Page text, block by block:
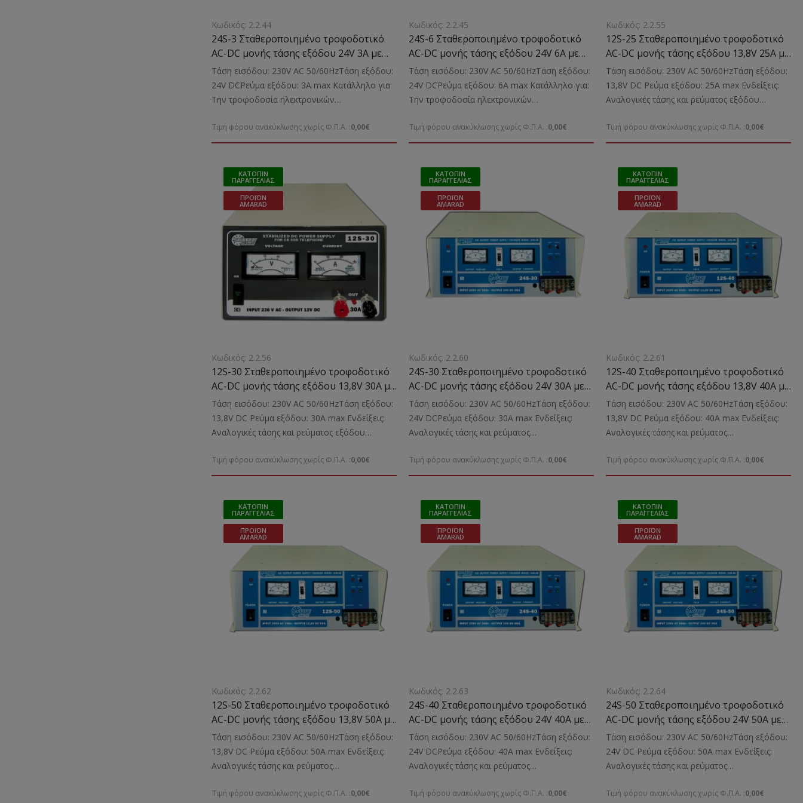
Κωδικός: 2.2.44
24S-3 Σταθεροποιημένο τροφοδοτικό
AC-DC μονής τάσης εξόδου 24V 3A με
μετασχηματιστή
Τάση εισόδου: 230V AC 50/60HzΤάση εξόδου:
24V DCΡεύμα εξόδου: 3A max Κατάλληλο για:
Την τροφοδοσία ηλεκτρονικών
Βάρος: 2,8 Kgr
Τιμή φόρου ανακύκλωσης χωρίς Φ.Π.Α. :0,00€
Κωδικός: 2.2.45
24S-6 Σταθεροποιημένο τροφοδοτικό
AC-DC μονής τάσης εξόδου 24V 6A με
μετασχηματιστή
Τάση εισόδου: 230V AC 50/60HzΤάση εξόδου:
24V DCΡεύμα εξόδου: 6A max Κατάλληλο για:
Την τροφοδοσία ηλεκτρονικών
4,2 Kgr
Τιμή φόρου ανακύκλωσης χωρίς Φ.Π.Α. :0,00€
Κωδικός: 2.2.55
12S-25 Σταθεροποιημένο τροφοδοτικό
AC-DC μονής τάσης εξόδου 13,8V 25A με
μετασχηματιστή
Τάση εισόδου: 230V AC 50/60HzΤάση εξόδου:
13,8V DC Ρεύμα εξόδου: 25A max Ενδείξεις:
Αναλογικές τάσης και ρεύματος εξόδου
μικροσυσκευών Διαστάσεις: 260x355x155 mm
Βάρος: 3,8 Kgr
Τιμή φόρου ανακύκλωσης χωρίς Φ.Π.Α. :0,00€
ΚΑΤΌΠΙΝ
ΠΑΡΑΓΓΕΛΊΑΣ
ΠΡΟΪΌΝ
AMARAD
Κωδικός: 2.2.56
12S-30 Σταθεροποιημένο τροφοδοτικό
AC-DC μονής τάσης εξόδου 13,8V 30A με
μετασχηματιστή
Τάση εισόδου: 230V AC 50/60HzΤάση εξόδου:
13,8V DC Ρεύμα εξόδου: 30A max Ενδείξεις:
Αναλογικές τάσης και ρεύματος εξόδου
μικροσυσκευών Διαστάσεις: 260x355x155 mm
Βάρος: 4,1 Kgr
Τιμή φόρου ανακύκλωσης χωρίς Φ.Π.Α. :0,00€
ΚΑΤΌΠΙΝ
ΠΑΡΑΓΓΕΛΊΑΣ
ΠΡΟΪΌΝ
AMARAD
Κωδικός: 2.2.60
24S-30 Σταθεροποιημένο τροφοδοτικό
AC-DC μονής τάσης εξόδου 24V 30A με
μετασχηματιστή
Τάση εισόδου: 230V AC 50/60HzΤάση εξόδου:
24V DCΡεύμα εξόδου: 30A max Ενδείξεις:
Αναλογικές τάσης και ρεύματος
ηλεκτρονικών μικροσυσκευώνΔιαστάσεις:
440x360x185 mm Βάρος: 8,8 Kgr
Τιμή φόρου ανακύκλωσης χωρίς Φ.Π.Α. :0,00€
ΚΑΤΌΠΙΝ
ΠΑΡΑΓΓΕΛΊΑΣ
ΠΡΟΪΌΝ
AMARAD
Κωδικός: 2.2.61
12S-40 Σταθεροποιημένο τροφοδοτικό
AC-DC μονής τάσης εξόδου 13,8V 40A με
μετασχηματιστή
Τάση εισόδου: 230V AC 50/60HzΤάση εξόδου:
13,8V DC Ρεύμα εξόδου: 40A max Ενδείξεις:
Αναλογικές τάσης και ρεύματος
ηλεκτρονικών μικροσυσκευών Διαστάσεις:
440x360x185 mm Βάρος: 7.7 Kgr
Τιμή φόρου ανακύκλωσης χωρίς Φ.Π.Α. :0,00€
ΚΑΤΌΠΙΝ
ΠΑΡΑΓΓΕΛΊΑΣ
ΠΡΟΪΌΝ
AMARAD
Κωδικός: 2.2.62
12S-50 Σταθεροποιημένο τροφοδοτικό
AC-DC μονής τάσης εξόδου 13,8V 50A με
μετασχηματιστή
Τάση εισόδου: 230V AC 50/60HzΤάση εξόδου:
13,8V DC Ρεύμα εξόδου: 50A max Ενδείξεις:
Αναλογικές τάσης και ρεύματος
ηλεκτρονικών μικροσυσκευών Διαστάσεις:
Τιμή φόρου ανακύκλωσης χωρίς Φ.Π.Α. :0,00€
ΚΑΤΌΠΙΝ
ΠΑΡΑΓΓΕΛΊΑΣ
ΠΡΟΪΌΝ
AMARAD
Κωδικός: 2.2.63
24S-40 Σταθεροποιημένο τροφοδοτικό
AC-DC μονής τάσης εξόδου 24V 40A με
μετασχηματιστή
Τάση εισόδου: 230V AC 50/60HzΤάση εξόδου:
24V DCΡεύμα εξόδου: 40A max Ενδείξεις:
Αναλογικές τάσης και ρεύματος
ηλεκτρονικών μικροσυσκευών Διαστάσεις:
Τιμή φόρου ανακύκλωσης χωρίς Φ.Π.Α. :0,00€
ΚΑΤΌΠΙΝ
ΠΑΡΑΓΓΕΛΊΑΣ
ΠΡΟΪΌΝ
AMARAD
Κωδικός: 2.2.64
24S-50 Σταθεροποιημένο τροφοδοτικό
AC-DC μονής τάσης εξόδου 24V 50A με
μετασχηματιστή
Τάση εισόδου: 230V AC 50/60HzΤάση εξόδου:
24V DC Ρεύμα εξόδου: 50A max Ενδείξεις:
Αναλογικές τάσης και ρεύματος
ηλεκτρονικών μικροσυσκευών Διαστάσεις:
Τιμή φόρου ανακύκλωσης χωρίς Φ.Π.Α. :0,00€